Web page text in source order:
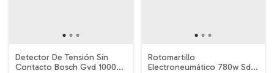
Detector De Tensión Sín
Contacto Bosch Gvd 1000-
Rotomartillo
Electroneumático 780w Sds